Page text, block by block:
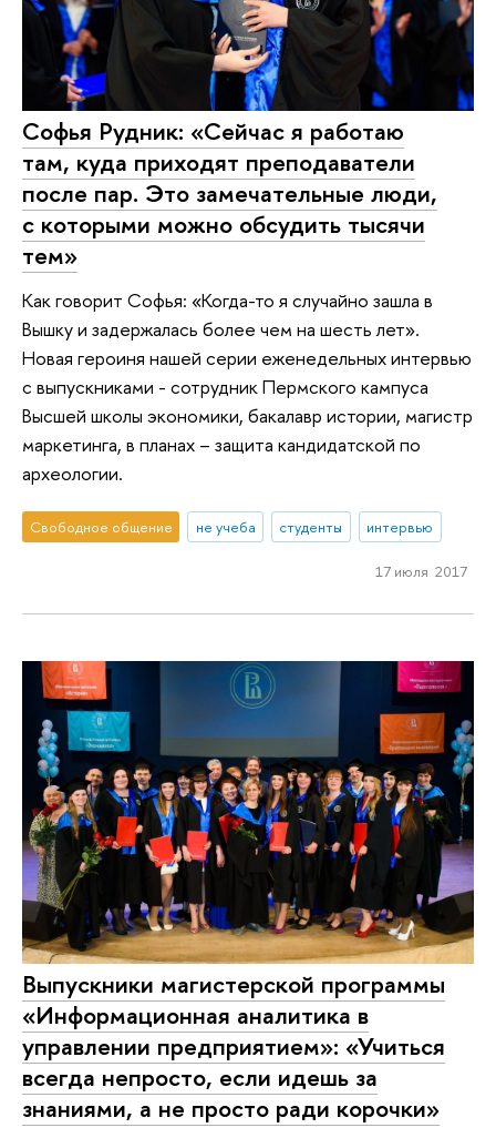
Софья Рудник: «Сейчас я работаю
там, куда приходят преподаватели
после пар. Это замечательные люди,
с которыми можно обсудить тысячи
тем»
Как говорит Софья: «Когда-то я случайно зашла в
Вышку и задержалась более чем на шесть лет».
Новая героиня нашей серии еженедельных интервью
с выпускниками - сотрудник Пермского кампуса
Высшей школы экономики, бакалавр истории, магистр
маркетинга, в планах – защита кандидатской по
археологии.
Свободное общение не учеба студенты интервью
17 июля 2017
Выпускники магистерской программы
«Информационная аналитика в
управлении предприятием»: «Учиться
всегда непросто, если идешь за
знаниями, а не просто ради корочки»